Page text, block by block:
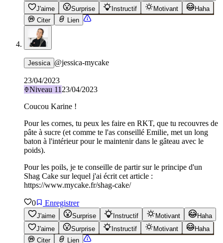
J'aime
Surprise Instructif Motivant
Haha
Citer
Lien
Jessica @jessica-mycake
23/04/2023
Niveau 11 23/04/2023
Coucou Karine !
Pour les cornes, tu peux les faire en RKT, que tu recouvres de
pâte à sucre (et comme te l'as conseillé Emilie, met un long
baton à l'intérieur pour le maintenir dans le gâteau avec le
poids).
Pour les poils, je te conseille de partir sur le principe d'un
Shag Cake sur lequel j'ai écrit cet article :
https://www.mycake.fr/shag-cake/
0 Enregistrer
J'aime Surprise Instructif Motivant
Haha
J'aime
Surprise Instructif Motivant
Haha
Citer
Lien